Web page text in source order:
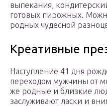
выпекания,
готовых пирожных.
родных чудесной
Креативные
Наступление 41 дня
переходом мужчины от
же родные и близкие
заслуживают ласки и